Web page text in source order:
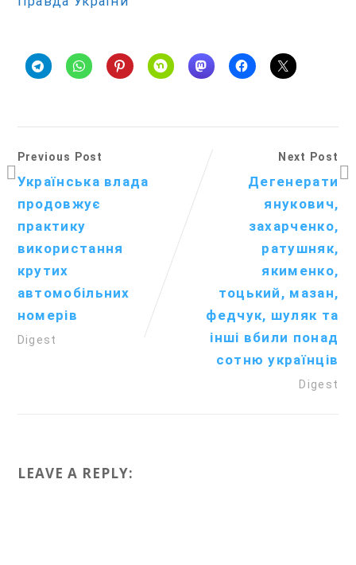
Previous Post
Українська влада
продовжує
практику
використання
крутих
автомобільних
номерів
Digest
Next Post
Дегенерати
янукович,
захарченко,
ратушняк,
якименко,
тоцький, мазан,
федчук, шуляк та
інші вбили понад
сотню українців
Digest
LEAVE A REPLY: